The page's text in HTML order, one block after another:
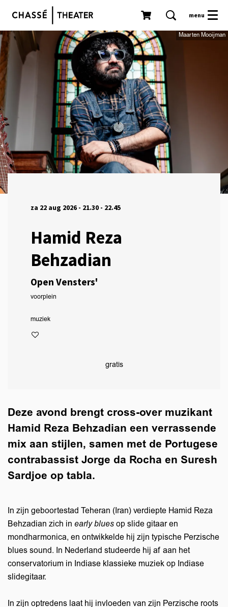
menu
Maarten Mooijman
Hamid Reza
Behzadian
Open Vensters'
za 22 aug 2026 - 21.30 - 22.45
voorplein
muziek
gratis
Deze avond brengt cross-over muzikant
Hamid Reza Behzadian een verrassende
mix aan stijlen, samen met de Portugese
contrabassist Jorge da Rocha en Suresh
Sardjoe op tabla.
In zijn geboortestad Teheran (Iran) verdiepte Hamid Reza
Behzadian zich in early blues op slide gitaar en
mondharmonica, en ontwikkelde hij zijn typische Perzische
blues sound. In Nederland studeerde hij af aan het
conservatorium in Indiase klassieke muziek op Indiase
slidegitaar.
In zijn optredens laat hij invloeden van zijn Perzische roots